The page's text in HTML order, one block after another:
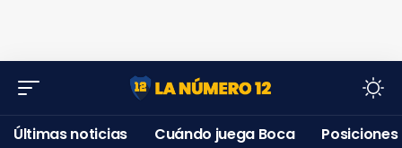
Últimas noticias Cuándo juega Boca Posiciones